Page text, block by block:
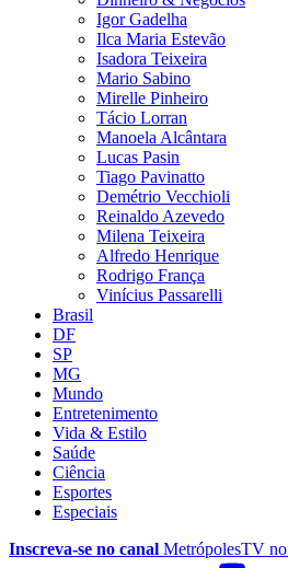
Igor Gadelha
Ilca Maria Estevão
Isadora Teixeira
Mario Sabino
Mirelle Pinheiro
Tácio Lorran
Manoela Alcântara
Lucas Pasin
Tiago Pavinatto
Demétrio Vecchioli
Reinaldo Azevedo
Milena Teixeira
Alfredo Henrique
Rodrigo França
Vinícius Passarelli
Brasil
DF
SP
MG
Mundo
Entretenimento
Vida & Estilo
Saúde
Ciência
Esportes
Especiais
Inscreva-se no canal MetrópolesTV no